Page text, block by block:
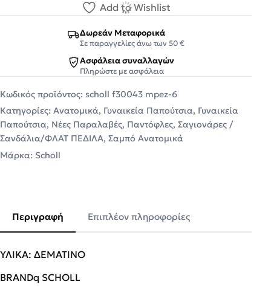
Add to Wishlist
Δωρεάν Μεταφορικά
Σε παραγγελίες άνω των 50 €
Ασφάλεια συναλλαγών
Πληρώστε με ασφάλεια
Κωδικός προϊόντος: scholl f30043 mpez-6
Κατηγορίες: Ανατομικά, Γυναικεία Παπούτσια, Γυναικεία
Παπούτσια, Νέες Παραλαβές, Παντόφλες, Σαγιονάρες /
Σανδάλια/ΦΛΑΤ ΠΕΔΙΛΑ, Σαμπό Ανατομικά
Μάρκα: Scholl
Περιγραφή Επιπλέον πληροφορίες
ΥΛΙΚΑ: ΔΕΜΑΤΙΝΟ
BRANDq SCHOLL